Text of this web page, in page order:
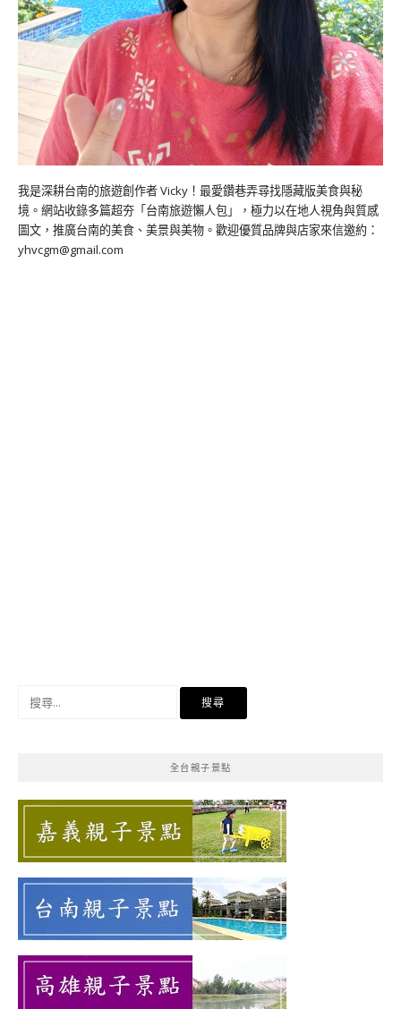
我是深耕台南的旅遊創作者 Vicky！最愛鑽巷弄尋找隱藏版美食與秘
境。網站收錄多篇超夯「台南旅遊懶人包」，極力以在地人視角與質感
圖文，推廣台南的美食、美景與美物。歡迎優質品牌與店家來信邀約：
yhvcgm@gmail.com
全台親子景點